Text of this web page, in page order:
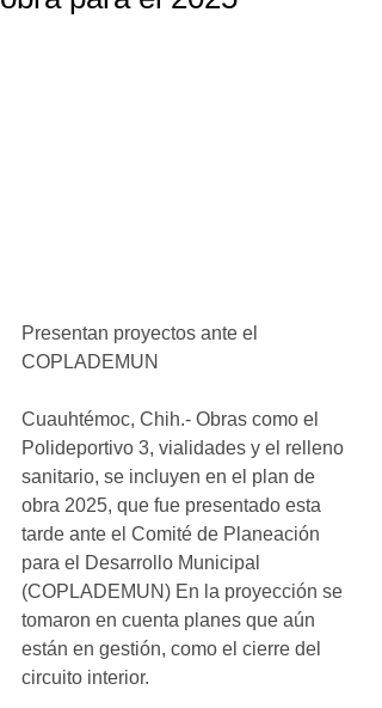
Presentan proyectos ante el
COPLADEMUN
Cuauhtémoc, Chih.- Obras como el
Polideportivo 3, vialidades y el relleno
sanitario, se incluyen en el plan de
obra 2025, que fue presentado esta
tarde ante el Comité de Planeación
para el Desarrollo Municipal
(COPLADEMUN) En la proyección se
tomaron en cuenta planes que aún
están en gestión, como el cierre del
circuito interior.